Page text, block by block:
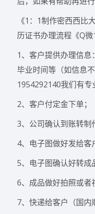
《1：1制作密西西比
历证书办理流程《Q微
1、客户提供办理信息
毕业时间等（如信息
1954292140我们有专
2、客户付定金下单；
3、公司确认到账转制
4、电子图做好发给客
5、电子图确认好转成
6、成品做好拍照或者
7、快递给客户（国内